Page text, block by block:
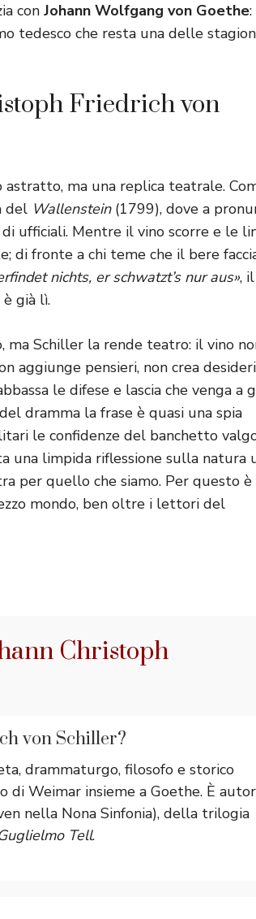
con Johann Wolfgang von Goethe
tedesco che resta una delle
Friedrich von
ma una replica teatrale.
del Wallenstein(1799), dove a
ufficiali. Mentre il vino scorre e le
di fronte a chi teme che il bere
nichts, er schwatzt’s nur aus»,
già lì.
ma Schiller la rende teatro: il vino
aggiunge pensieri, non crea
le difese e lascia che venga a
dramma la frase è quasi una spia
le confidenze del banchetto
una limpida riflessione sulla natura
per quello che siamo. Per questo è
mondo, ben oltre i lettori del
Christoph
von Schiller?
drammaturgo, filosofo e storico
di Weimar insieme a Goethe. È
nella Nona Sinfonia), della trilogia
Tell.